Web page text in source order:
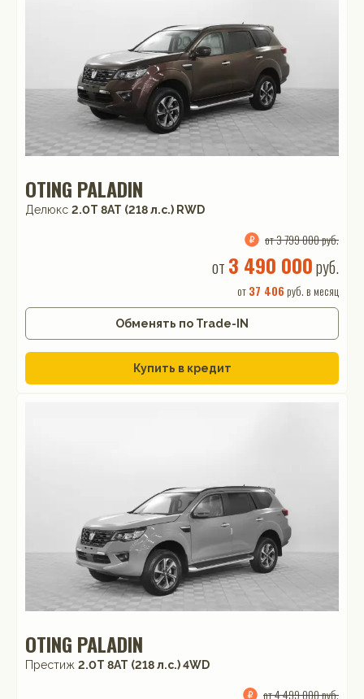
OTING PALADIN
Делюкс 2.0T 8AT (218 л.с.) RWD
от 3 799 000 руб.
от 3 490 000руб.
от37 406 руб. в месяц
Обменять по Trade-IN
Купить в кредит
OTING PALADIN
Престиж 2.0T 8AT (218 л.с.) 4WD
от 4 499 000 руб.